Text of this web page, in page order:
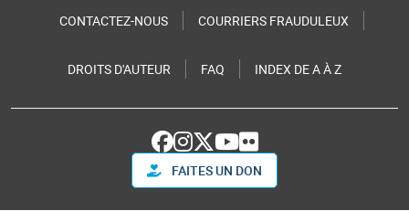
CONTACTEZ-NOUS COURRIERS FRAUDULEUX
DROITS D'AUTEUR FAQ INDEX DE A À Z
FAITES UN DON